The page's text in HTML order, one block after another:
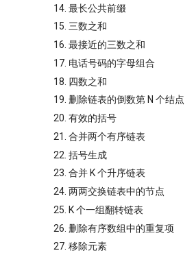
14. 最长公共前缀
15. 三数之和
16. 最接近的三数之和
17. 电话号码的字母组合
18. 四数之和
19. 删除链表的倒数第 N 个结点
20. 有效的括号
21. 合并两个有序链表
22. 括号生成
23. 合并 K 个升序链表
24. 两两交换链表中的节点
25. K 个一组翻转链表
26. 删除有序数组中的重复项
27. 移除元素